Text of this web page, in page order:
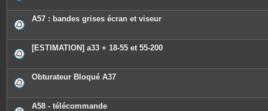
A57 : bandes grises écran et viseur
[ESTIMATION] a33 + 18-55 et 55-200
Obturateur Bloqué A37
A58 - télécommande